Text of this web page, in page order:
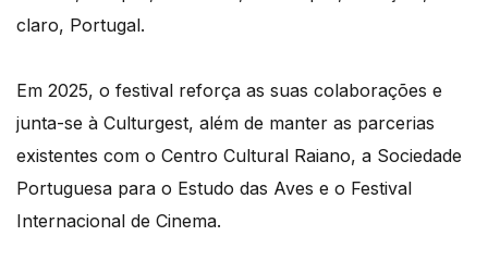
claro, Portugal.
Em 2025, o festival reforça as suas colaborações e
junta-se à Culturgest, além de manter as parcerias
existentes com o Centro Cultural Raiano, a Sociedade
Portuguesa para o Estudo das Aves e o Festival
Internacional de Cinema.